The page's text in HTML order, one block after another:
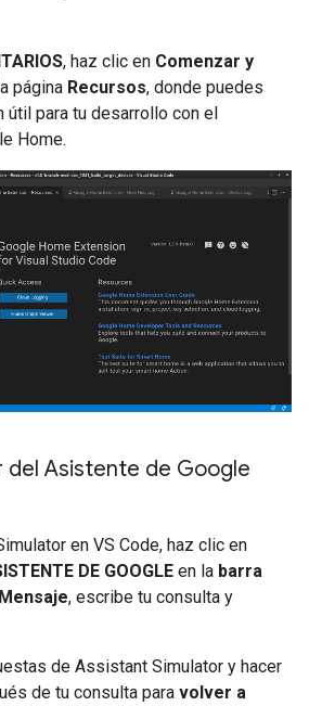
, haz clic en Comenzar y
página Recursos, donde puedes
útil para tu desarrollo con el
Home.
del Asistente de Google
en VS Code, haz clic en
DE GOOGLE en la barra
Mensaje, escribe tu consulta y
de Assistant Simulator y hacer
de tu consulta para volver a